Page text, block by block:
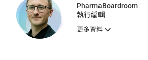
PharmaBoardroom
執行編輯
更多資料